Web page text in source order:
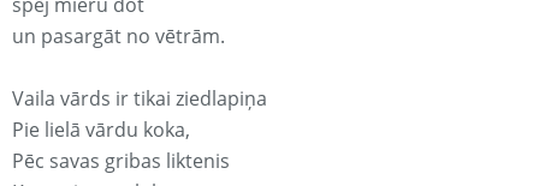
un pasargāt no vētrām.
Vaila vārds ir tikai ziedlapiņa
Pie lielā vārdu koka,
Pēc savas gribas liktenis